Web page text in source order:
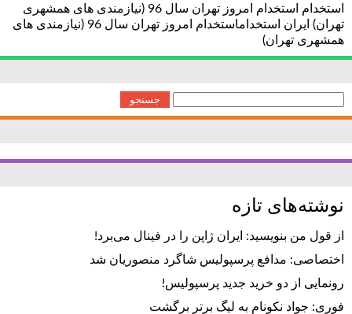
استخدام استخدام امروز تهران سال 96 (نیازمندی های همشهری
تهران) ایران استخداماستخدام امروز تهران سال 96 (نیازمندی های
همشهری تهران)
برای:
نوشته‌های تازه
از قول من بنویسید: ایران ژاپن را در فینال می‌برد!
اختصاصی: مدافع پرسپولیس شاگرد منصوریان شد
رونمایی از دو خرید جدید پرسپولیس!
فوری: جواد نکونام به لیگ برتر برگشت